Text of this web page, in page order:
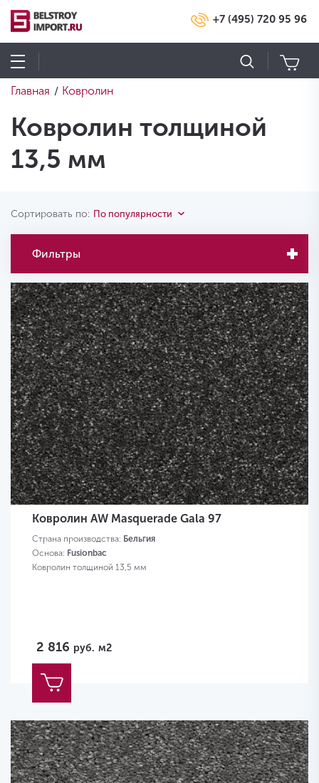
+7 (495) 720 95 96
Главная / Ковролин
Ковролин толщиной
13,5 мм
Сортировать по: По популярности
Фильтры
Ковролин AW Masquerade Gala 97
Страна производства: Бельгия
Основа: Fusionbac
Ковролин толщиной 13,5 мм
2 816 руб. м2